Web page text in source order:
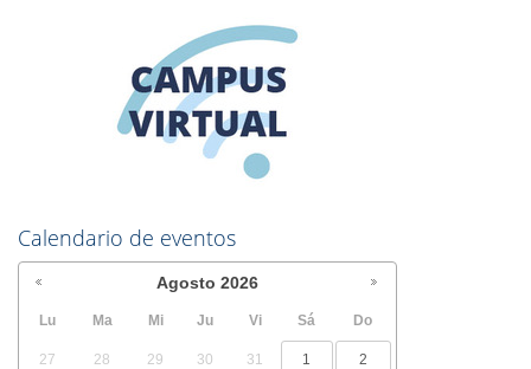
Calendario de eventos
Agosto 2026
Lu Ma Mi Ju Vi Sá Do
27 28 29 30 31 1 2